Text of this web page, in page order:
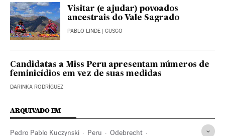
Visitar (e ajudar) povoados
ancestrais do Vale Sagrado
PABLO LINDE | CUSCO
Candidatas a Miss Peru apresentam números de
feminicídios em vez de suas medidas
DARINKA RODRÍGUEZ
ARQUIVADO EM
Pedro Pablo Kuczynski Peru Odebrecht